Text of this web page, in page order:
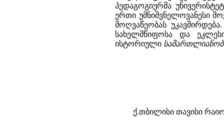
პედაგოგიურმა
ერთი უმნიშვნელოვანესი
მოღვაწეობას
სახელმწიფოსა და
ისტორიული
ქ.თბილისი თავისი